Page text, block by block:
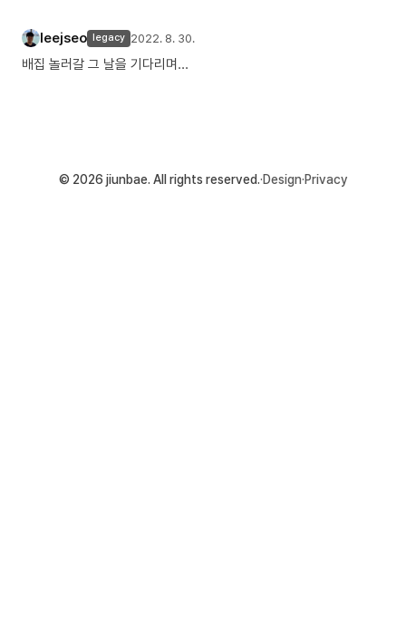
leejseo legacy 2022. 8. 30.
배집 놀러갈 그 날을 기다리며...
© 2026 jiunbae. All rights reserved.·Design·Privacy